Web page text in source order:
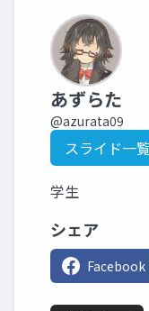
あずらた
@azurata09
スライド一
学生
シェア
Facebook